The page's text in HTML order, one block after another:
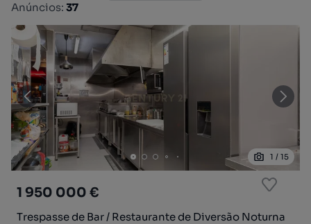
Anúncios: 37
1 / 15
1 950 000 €
Trespasse de Bar / Restaurante de Diversão Noturna